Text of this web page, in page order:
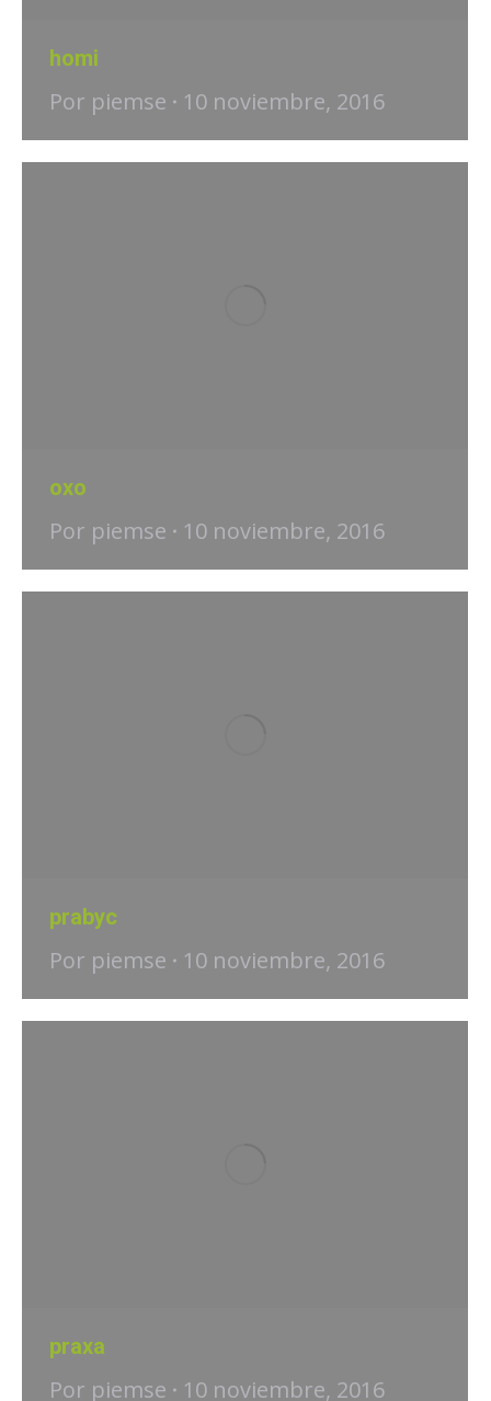
homi
Por piemse 10 noviembre, 2016
oxo
Por piemse 10 noviembre, 2016
prabyc
Por piemse 10 noviembre, 2016
praxa
Por piemse 10 noviembre, 2016